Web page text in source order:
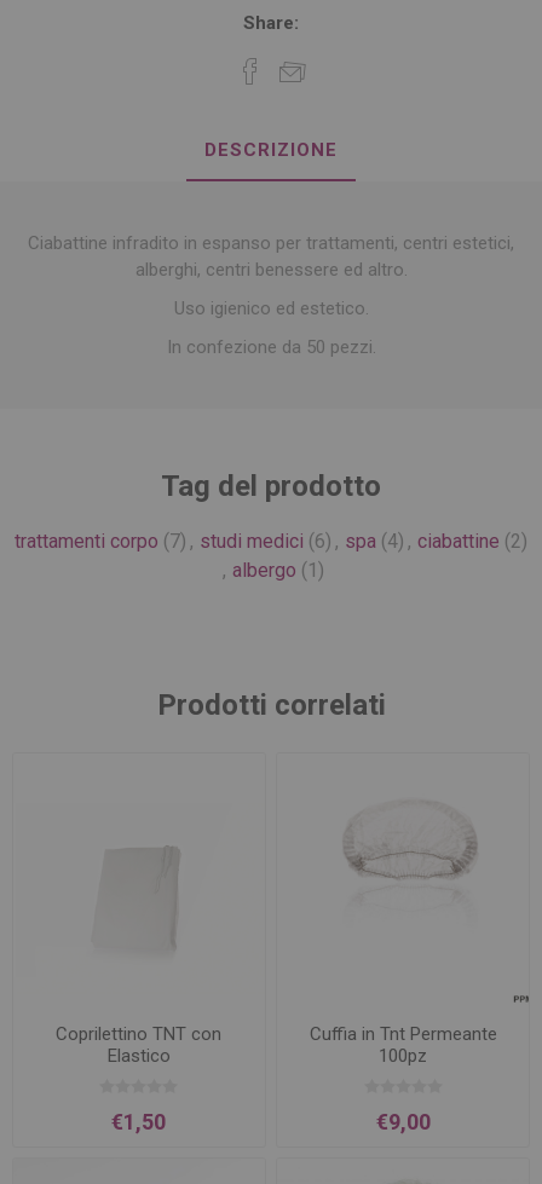
Share:
DESCRIZIONE
Ciabattine infradito in espanso per trattamenti, centri estetici,
alberghi, centri benessere ed altro.
Uso igienico ed estetico.
In confezione da 50 pezzi.
Tag del prodotto
trattamenti corpo (7) , studi medici (6) , spa (4) , ciabattine (2)
, albergo (1)
Prodotti correlati
Coprilettino TNT con
Elastico
€1,50
Cuffia in Tnt Permeante
100pz
€9,00